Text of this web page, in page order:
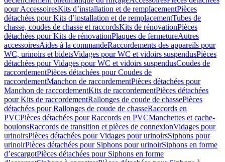
pour AccessoiresKits d’installation et de remplacementPièces
détachées pour Kits d’installation et de remplacementTubes de
chasse, coudes de chasse et raccordsKits de rénovationPièces
détachées pour Kits de rénovationPlaques de fermetureAutres
accessoiresAides à la commandeRaccordements des appareils pour
WC, urinoirs et bidetsVidages pour WC et vidoirs suspendusPièces
détachées pour Vidages pour WC et vidoirs suspendusCoudes de
raccordementPièces détachées pour Coudes de
raccordementManchon de raccordementPièces détachées pour
Manchon de raccordementKits de raccordementPièces détachées
pour Kits de raccordementRallonges de coude de chassePièces
détachées pour Rallonges de coude de chasseRaccords en
PVCPièces détachées pour Raccords en PVCManchettes et cache-
boulonsRaccords de transition et pièces de connexionVidages pour
urinoirsPièces détachées pour Vidages pour urinoirsSiphons pour
urinoirPièces détachées pour Siphons pour urinoirSiphons en forme
d’escargotPièces détachées pour Siphons en forme